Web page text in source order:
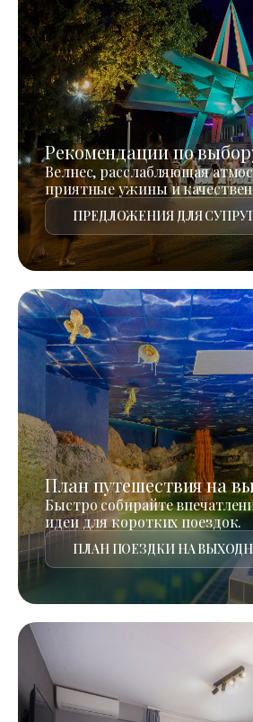
Рекомендации по
Велнес, расслабляющая
приятные ужины и
ПРЕДЛОЖЕНИЯ ДЛЯ
План путешествия на
Быстро собирайте
идеи для коротких поездок.
ПЛАН ПОЕЗДКИ НА